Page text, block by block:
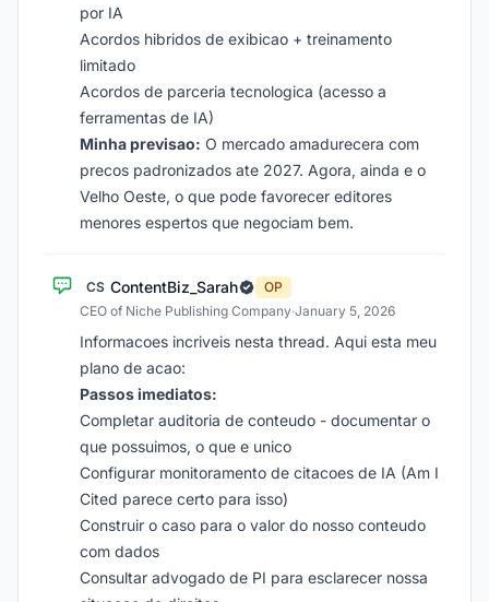
por IA
Acordos hibridos de exibicao + treinamento
limitado
Acordos de parceria tecnologica (acesso a
ferramentas de IA)
Minha previsao: O mercado amadurecera com
precos padronizados ate 2027. Agora, ainda e o
Velho Oeste, o que pode favorecer editores
menores espertos que negociam bem.
CS ContentBiz_Sarah
OP
CEO of Niche Publishing Company·January 5, 2026
Informacoes incriveis nesta thread. Aqui esta meu
plano de acao:
Passos imediatos:
Completar auditoria de conteudo - documentar o
que possuimos, o que e unico
Configurar monitoramento de citacoes de IA (Am I
Cited parece certo para isso)
Construir o caso para o valor do nosso conteudo
com dados
Consultar advogado de PI para esclarecer nossa